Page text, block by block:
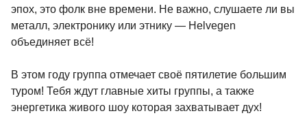
эпох, это фолк вне времени. Не важно, слушаете ли вы
металл, электронику или этнику — Helvegen
объединяет всё!
В этом году группа отмечает своё пятилетие большим
туром! Тебя ждут главные хиты группы, а также
энергетика живого шоу которая захватывает дух!